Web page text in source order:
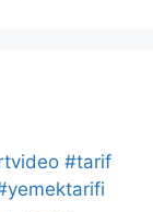
#tarif